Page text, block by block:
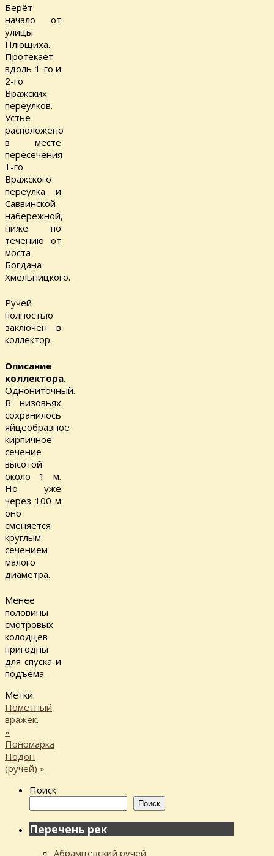
Берёт
начало от
улицы
Плющиха.
Протекает
вдоль 1-го и
2-го
Вражских
переулков.
Устье
расположено
в месте
пересечения
1-го
Вражского
переулка и
Саввинской
набережной,
ниже по
течению от
моста
Богдана
Хмельницкого.
Ручей
полностью
заключён в
коллектор.
Описание
коллектора.
Однониточный.
В низовьях
сохранилось
яйцеобразное
кирпичное
сечение
высотой
около 1 м.
Но уже
через 100 м
оно
сменяется
круглым
сечением
малого
диаметра.
Менее
половины
смотровых
колодцев
пригодны
для спуска и
подъёма.
Метки:
Помётный
вражек.
«
Пономарка
Подон
(ручей) »
Поиск
Поиск
Перечень рек
Абрамцевский ручей